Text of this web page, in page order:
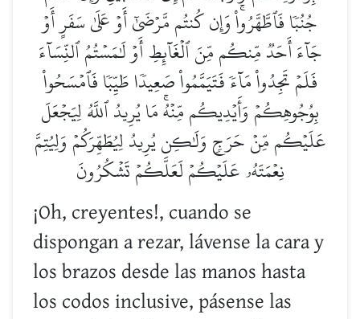
جُنُبٗا فَٱطَّهَّرُواْۚ وَإِن كُنتُم مَّرۡضَىٰٓ أَوۡ عَلَىٰ سَفَرٍ أَوۡ
جَآءَ أَحَدٞ مِّنكُم مِّنَ ٱلۡغَآئِطِ أَوۡ لَٰمَسۡتُمُ ٱلنِّسَآءَ
فَلَمۡ تَجِدُواْ مَآءٗ فَتَيَمَّمُواْ صَعِيدٗا طَيِّبٗا فَٱمۡسَحُواْ
بِوُجُوهِكُمۡ وَأَيۡدِيكُم مِّنۡهُۚ مَا يُرِيدُ ٱللَّهُ لِيَجۡعَلَ
عَلَيۡكُم مِّنۡ حَرَجٖ وَلَٰكِن يُرِيدُ لِيُطَهِّرَكُمۡ وَلِيُتِمَّ
نِعۡمَتَهُۥ عَلَيۡكُمۡ لَعَلَّكُمۡ تَشۡكُرُونَ
¡Oh, creyentes!, cuando se
dispongan a rezar, lávense la cara y
los brazos desde las manos hasta
los codos inclusive, pásense las